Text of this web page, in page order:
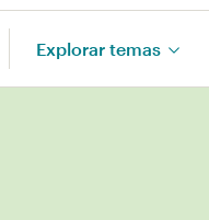
Explorar temas